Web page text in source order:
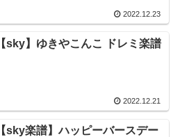
2022.12.23
【sky】ゆきやこんこ ドレミ楽譜
2022.12.21
【sky楽譜】ハッピーバースデー